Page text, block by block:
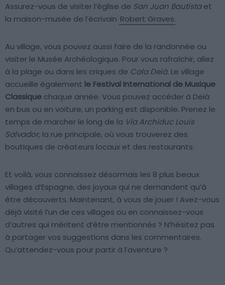
Assurez-vous de visiter l’église de San Juan Bautistaet
la maison-musée de l’écrivain Robert Graves.
Au village, vous pouvez aussi faire de la randonnée ou
visiter le Musée Archéologique. Pour vous rafraîchir, allez
à la plage ou dans les criques de Cala Deià. Le village
accueille également le Festival International de Musique
Classique chaque année. Vous pouvez accéder à Deià
en bus ou en voiture, un parking est disponible. Prenez le
temps de marcher le long de la Via Archiduc Louis
Salvador, la rue principale, où vous trouverez des
boutiques de créateurs locaux et des restaurants.
Et voilà, vous connaissez désormais les 8 plus beaux
villages d’Espagne, des joyaux qui ne demandent qu’à
être découverts. Maintenant, à vous de jouer ! Avez-vous
déjà visité l’un de ces villages ou en connaissez-vous
d’autres qui méritent d’être mentionnés ? N’hésitez pas
à partager vos suggestions dans les commentaires.
Qu’attendez-vous pour partir à l’aventure ?